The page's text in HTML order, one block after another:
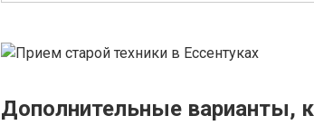
Дополнительные варианты,